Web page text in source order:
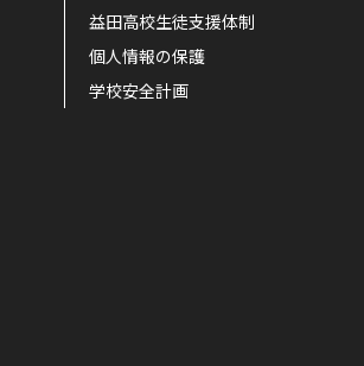
益田高校生徒支援体制
個人情報の保護
学校安全計画